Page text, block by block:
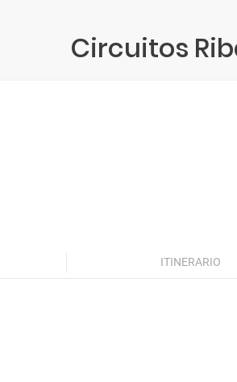
Circuitos
ITINERARIO